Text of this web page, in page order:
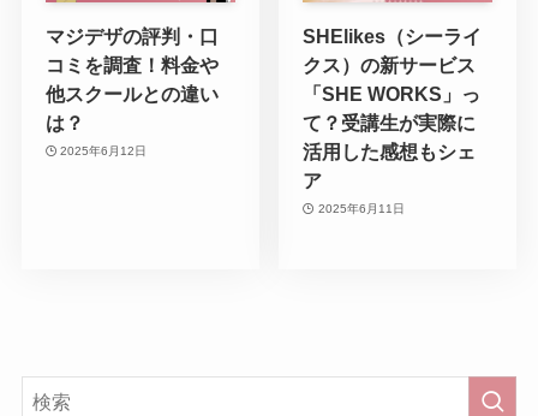
マジデザの評判・口
コミを調査！料金や
他スクールとの違い
は？
2025年6月12日
SHElikes（シーライ
クス）の新サービス
「SHE WORKS」っ
て？受講生が実際に
活用した感想もシェ
ア
2025年6月11日